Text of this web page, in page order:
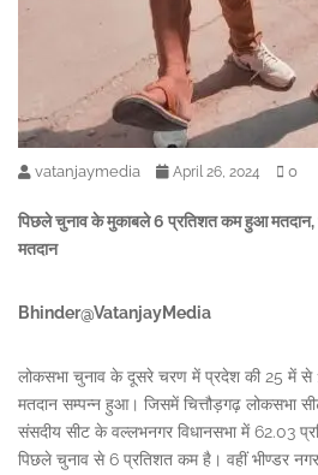
vatanjaymedia April 26, 2024 0
पिछले चुनाव के मुकाबले 6 प्रतिशत कम हुआ मतदान,
मतदान
Bhinder@VatanjayMedia
लोकसभा चुनाव के दूसरे चरण में प्रदेश की 25 में से
मतदान सम्पन्न हुआ। जिसमें चित्तौड़गढ़ लोकसभा
संसदीय सीट के वल्लभनगर विधानसभा में 62.03
पिछले चुनाव से 6 प्रतिशत कम है। वहीं भीण्डर